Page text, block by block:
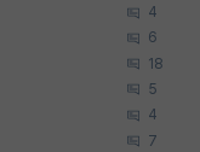
4
6
18
5
4
7